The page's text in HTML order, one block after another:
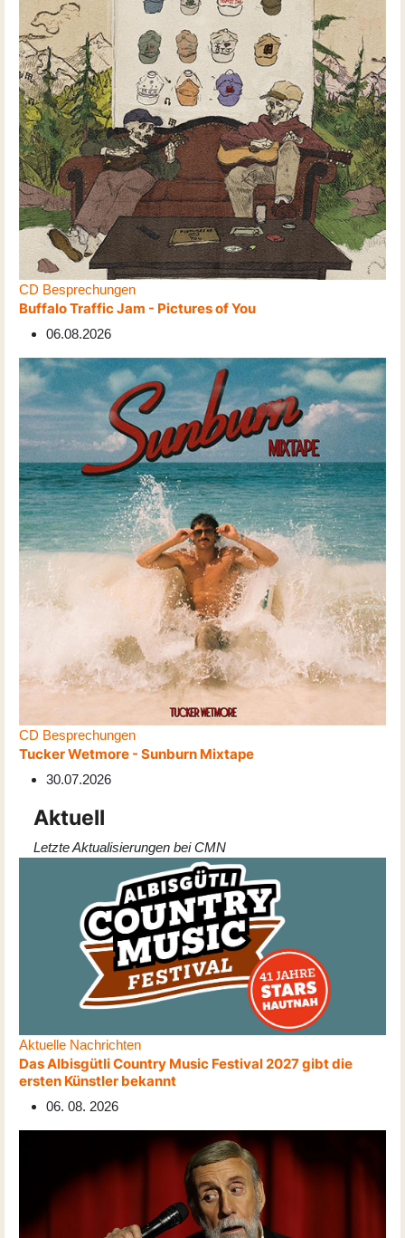
CD Besprechungen
Buffalo Traffic Jam - Pictures of You
06.08.2026
CD Besprechungen
Tucker Wetmore - Sunburn Mixtape
30.07.2026
Aktuell
Letzte Aktualisierungen bei CMN
Aktuelle Nachrichten
Das Albisgütli Country Music Festival 2027 gibt die
ersten Künstler bekannt
06. 08. 2026